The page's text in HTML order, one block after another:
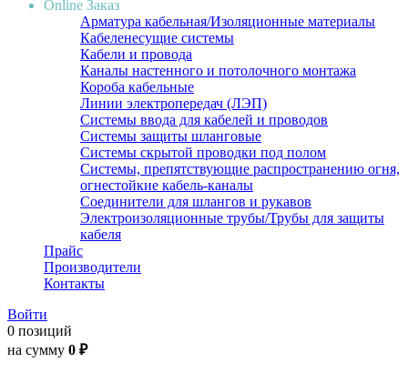
Online Заказ
Арматура кабельная/Изоляционные материалы
Кабеленесущие системы
Кабели и провода
Каналы настенного и потолочного монтажа
Короба кабельные
Линии электропередач (ЛЭП)
Системы ввода для кабелей и проводов
Системы защиты шланговые
Системы скрытой проводки под полом
Системы, препятствующие распространению огня,
огнестойкие кабель-каналы
Соединители для шлангов и рукавов
Электроизоляционные трубы/Трубы для защиты
кабеля
Прайс
Производители
Контакты
Войти
0 позиций
на сумму 0 ₽